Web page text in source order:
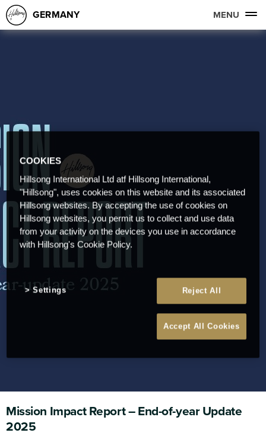
GERMANY MENU
Mission Impact Report – End-of-year Update
2025
COOKIES
Hillsong International Ltd atf Hillsong International,
"Hillsong", uses cookies on this website and its associated
Hillsong websites. By accepting the use of cookies on
Hillsong websites, you permit us to collect and use data
from your activity on the devices you use in accordance
with Hillsong's Cookie Policy.
Reject All
Accept All Cookies
Settings